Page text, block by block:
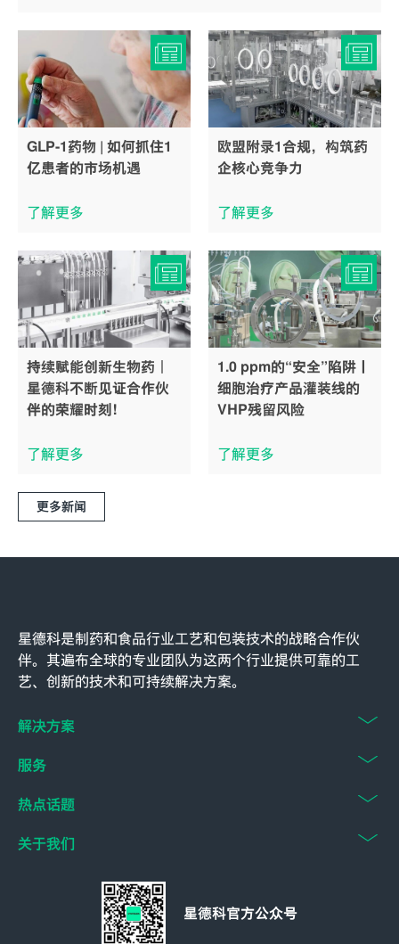
GLP-1药物 | 如何抓住1
亿患者的市场机遇
了解更多
欧盟附录1合规，构筑药
企核心竞争力
了解更多
持续赋能创新生物药｜
星德科不断见证合作伙
伴的荣耀时刻！
了解更多
1.0 ppm的“安全”陷阱丨
细胞治疗产品灌装线的
VHP残留风险
了解更多
更多新闻
星德科是制药和食品行业工艺和包装技术的战略合作伙
伴。其遍布全球的专业团队为这两个行业提供可靠的工
艺、创新的技术和可持续解决方案。
解决方案
服务
热点话题
关于我们
星德科官方公众号